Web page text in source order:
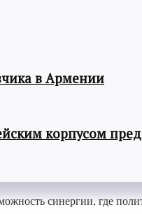
в Армении
корпусом
синергии, где